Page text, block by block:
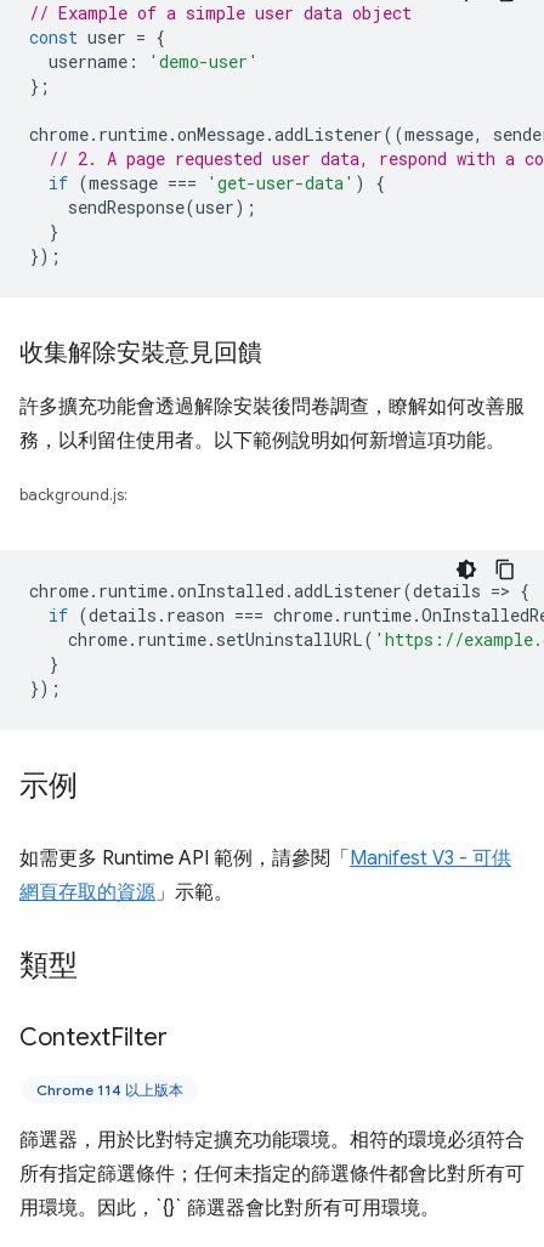
// Example of a simple user data object
const user = {
username :
'demo-user'
};
chrome. runtime.onMessage.addListener((message,
// 2. A page requested user data, respond with a
if (message === 'get-user-data' )
{
sendResponse(user);
}
});
收集解除安裝意見回饋
許多擴充功能會透過解除安裝後問卷調查，瞭解如何改善服
務，以利留住使用者。以下範例說明如何新增這項功能。
background.js:
chrome. runtime.onInstalled .addListener(details => {
if (details . reason === chrome. runtime.
chrome. runtime. setUninstallURL( 'https://
}
});
示例
如需更多 Runtime API 範例，請參閱「 Manifest V3 - 可供
網頁存取的資源」示範。
類型
ContextFilter
Chrome 114 以上版本
篩選器，用於比對特定擴充功能環境。相符的環境必須符合
所有指定篩選條件；任何未指定的篩選條件都會比對所有可
用環境。因此，`{}` 篩選器會比對所有可用環境。